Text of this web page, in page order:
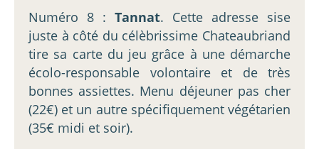
Numéro 8 : Tannat. Cette adresse sise
juste à côté du célèbrissime Chateaubriand
tire sa carte du jeu grâce à une démarche
écolo-responsable volontaire et de très
bonnes assiettes. Menu déjeuner pas cher
(22€) et un autre spécifiquement végétarien
(35€ midi et soir).